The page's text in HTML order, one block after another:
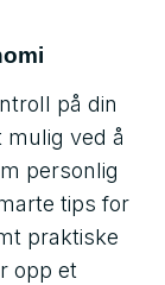
på din
mulig ved å
personlig
tips for
praktiske
opp et